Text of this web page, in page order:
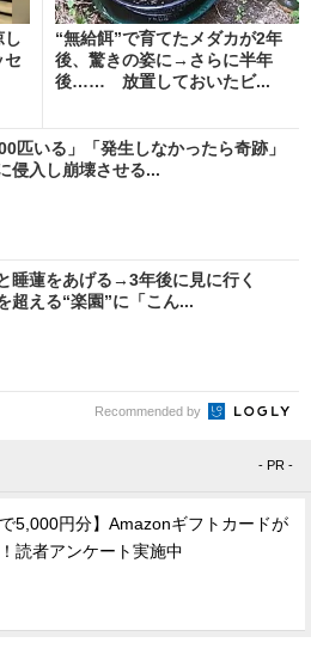
し
セ
“無給餌”で育てたメダカが2年
後、驚きの姿に→さらに半年
後…… 放置しておいたビ...
匹いる」「発生しなかったら奇跡」
侵入し崩壊させる...
睡蓮をあげる→3年後に見に行く
える“楽園”に「こん...
Recommended by
- PR -
で5,000円分】Amazonギフトカードが
読者アンケート実施中